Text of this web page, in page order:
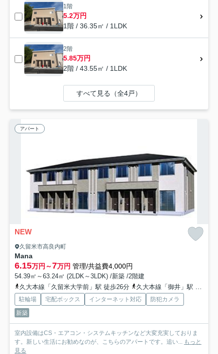
1階
5.2万円
1階 / 36.35㎡ / 1LDK
2階
5.85万円
2階 / 43.55㎡ / 1LDK
すべて見る（全4戸）
アパート
NEW
久留米市高良内町
Mana
6.15万円～7万円 管理/共益費4,000円
54.39㎡～63.24㎡ (2LDK～3LDK) /新築 /2階建
久大本線「久留米大学前」駅 徒歩26分
久大本線「御井」駅 徒歩36分
駐輪場 宅配ボックス インターネット対応
防犯カメラ
新築
室内設備はCS・エアコン・システムキッチンなど大変充実しておりま
す。新しい生活にお勧めなのが、こちらのアパートです。追い... もっと
見る